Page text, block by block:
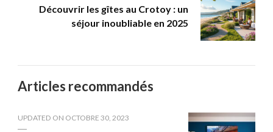
Découvrir les gîtes au Crotoy : un
séjour inoubliable en 2025
Articles recommandés
UPDATED ON OCTOBRE 30, 2023